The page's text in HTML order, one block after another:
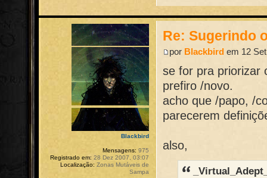
Re: Sugerindo
por Blackbird em 12
se for pra priorizar
prefiro /novo.
acho que /papo, /
parecerem
also,
Blackbird
Mensagens: 975
Registrado em: 28 Dez 2007, 03:07
Localização: Zonas Mutáveis de
Sampa